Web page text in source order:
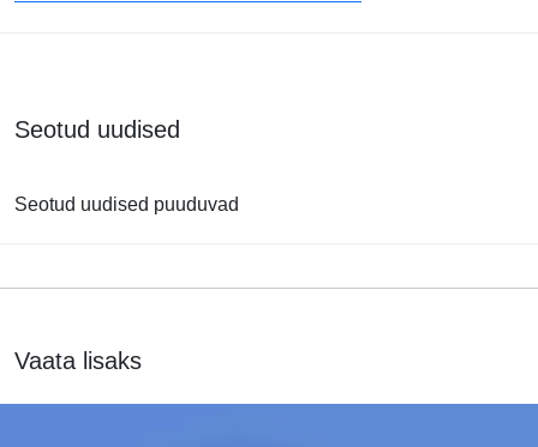
Seotud uudised
Seotud uudised puuduvad
Vaata lisaks